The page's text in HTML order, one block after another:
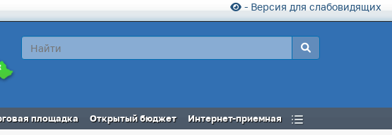
- Версия для слабовидящих
площадка Открытый бюджет Интернет-приемная